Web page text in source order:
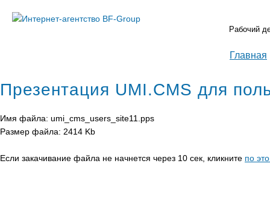
Рабочий
Главная
Презентация UMI.CMS для
Имя файла: umi_cms_users_site11.pps
Размер файла: 2414 Kb
Если закачивание файла не начнется через 10 сек, кликните по